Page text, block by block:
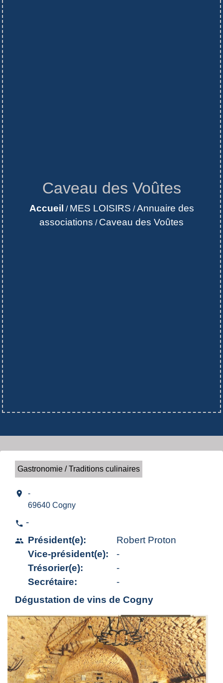
Caveau des Voûtes
Accueil / MES LOISIRS /Annuaire des
associations / Caveau des Voûtes
Gastronomie / Traditions culinaires
location_on
-
69640 Cogny
phone -
people Président(e):
Vice-président(e):
Trésorier(e):
Secrétaire:
Robert Proton
-
-
-
Dégustation de vins de Cogny